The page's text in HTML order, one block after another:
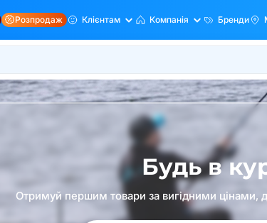
Розпродаж Клієнтам Компанія Бренди
Будь в
Отримуй першим товари за вигідними цінами,